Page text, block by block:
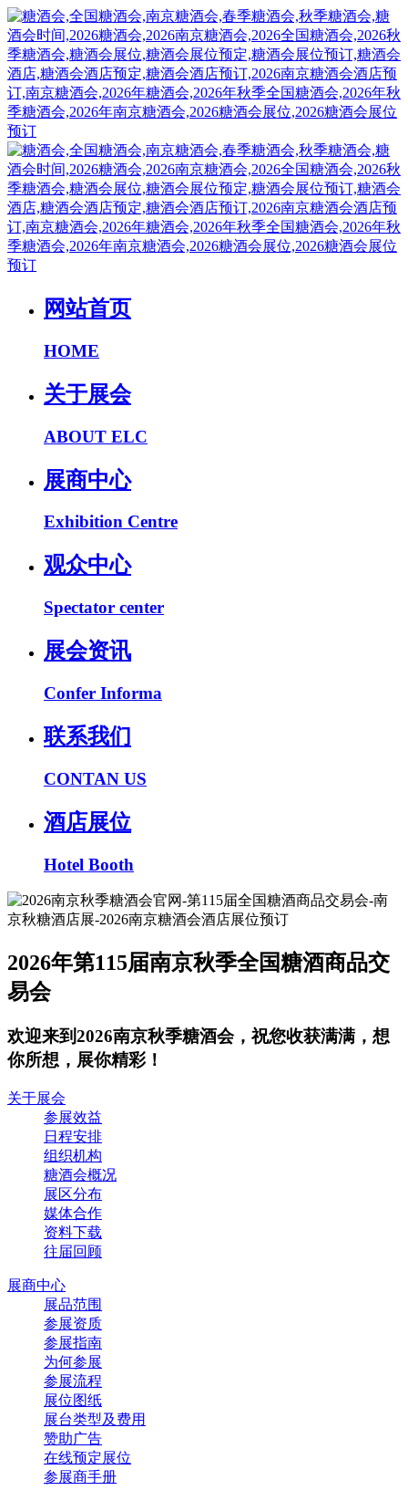
网站首页
HOME
关于展会
ABOUT ELC
展商中心
Exhibition Centre
观众中心
Spectator center
展会资讯
Confer Informa
联系我们
CONTAN US
酒店展位
Hotel Booth
2026年第115届南京秋季全国糖酒商品交
易会
欢迎来到2026南京秋季糖酒会，祝您收获满满，想
你所想，展你精彩！
关于展会
参展效益
日程安排
组织机构
糖酒会概况
展区分布
媒体合作
资料下载
往届回顾
展商中心
展品范围
参展资质
参展指南
为何参展
参展流程
展位图纸
展台类型及费用
赞助广告
在线预定展位
参展商手册